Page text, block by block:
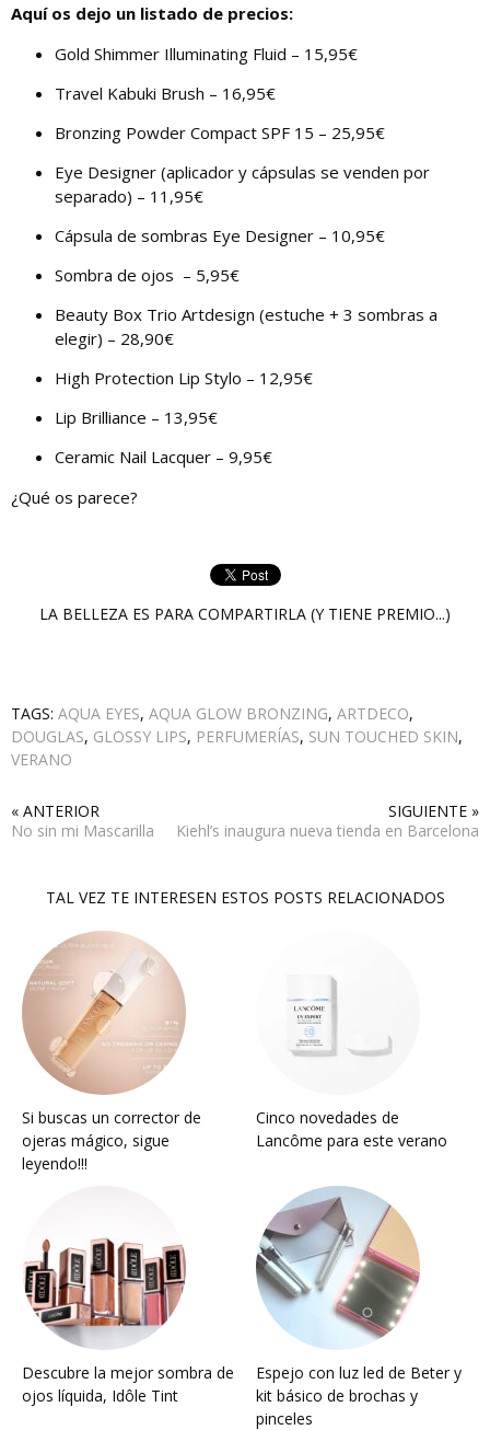
Aquí os dejo un listado de precios:
Gold Shimmer Illuminating Fluid – 15,95€
Travel Kabuki Brush – 16,95€
Bronzing Powder Compact SPF 15 – 25,95€
Eye Designer (aplicador y cápsulas se venden por
separado) – 11,95€
Cápsula de sombras Eye Designer – 10,95€
Sombra de ojos – 5,95€
Beauty Box Trio Artdesign (estuche + 3 sombras a
elegir) – 28,90€
High Protection Lip Stylo – 12,95€
Lip Brilliance – 13,95€
Ceramic Nail Lacquer – 9,95€
¿Qué os parece?
LA BELLEZA ES PARA COMPARTIRLA (Y TIENE PREMIO...)
TAGS: AQUA EYES, AQUA GLOW BRONZING, ARTDECO,
DOUGLAS, GLOSSY LIPS, PERFUMERÍAS, SUN TOUCHED SKIN,
VERANO
« ANTERIOR
No sin mi Mascarilla
SIGUIENTE »
Kiehl’s inaugura nueva tienda en Barcelona
TAL VEZ TE INTERESEN ESTOS POSTS RELACIONADOS
Si buscas un corrector de
ojeras mágico, sigue
leyendo!!!
Cinco novedades de
Lancôme para este verano
Descubre la mejor sombra de
ojos líquida, Idôle Tint
Espejo con luz led de Beter y
kit básico de brochas y
pinceles